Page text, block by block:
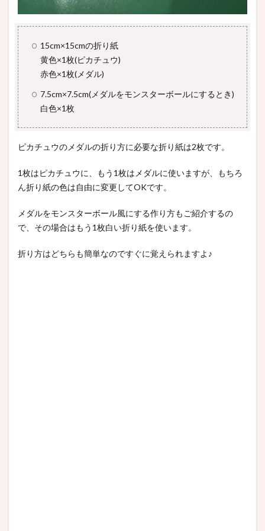
15cm×15cmの折り紙
黄色×1枚(ピカチュウ)
赤色×1枚(メダル)
7.5cm×7.5cm(メダルをモンスターボールにするとき)
白色×1枚
ピカチュウのメダルの折り方に必要な折り紙は2枚です。
1枚はピカチュウに、もう1枚はメダルに使いますが、もちろ
ん折り紙の色は自由に変更してOKです。
メダルをモンスターボール風にする作り方もご紹介するの
で、その場合はもう1枚白い折り紙を使います。
折り方はどちらも簡単なのですぐに覚えられますよ♪